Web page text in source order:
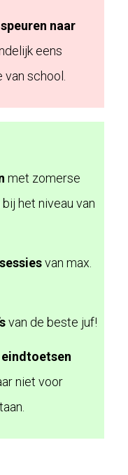
naar
eens
van school.
met zomerse
het niveau van
van max.
van de beste juf!
niet voor